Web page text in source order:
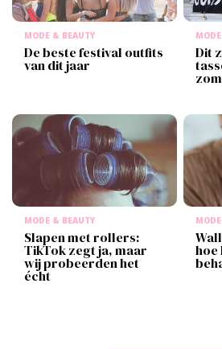
MODE & BEAUTY
De beste festival outfits
van dit jaar
Dit
MODE & BEAUTY
Slapen met rollers:
TikTok zegt ja, maar
wij probeerden het
écht
hoe